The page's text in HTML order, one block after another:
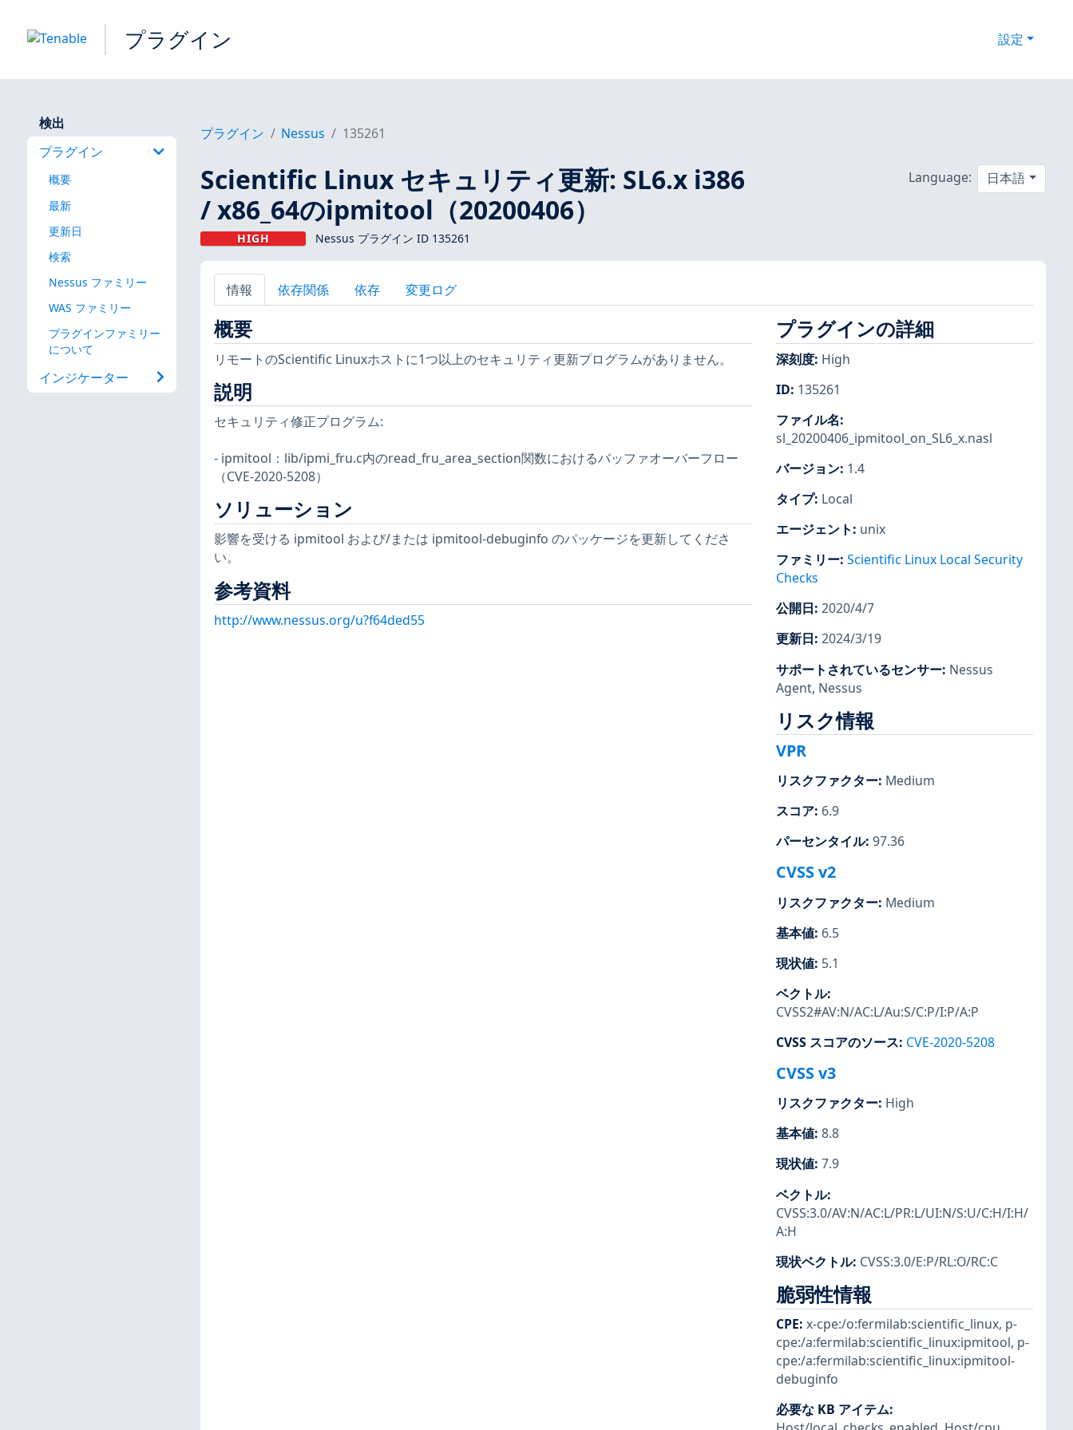
プラグイン 設定
検出
プラグイン
概要
最新
更新日
検索
Nessus ファミリー
WAS ファミリー
プラグインファミリー
について
インジケーター
プラグイン Nessus 135261
Scientific Linux セキュリティ更新: SL6.x i386
/ x86_64のipmitool（20200406）
HIGH Nessus プラグイン ID 135261
Language: 日本語
情報 依存関係 依存 変更ログ
概要
リモートのScientific Linuxホストに1つ以上のセキュリティ更新プログラムがありません。
説明
セキュリティ修正プログラム:
- ipmitool：lib/ipmi_fru.c内のread_fru_area_section関数におけるバッファオーバーフロー
（CVE-2020-5208）
ソリューション
影響を受ける ipmitool および/または ipmitool-debuginfo のパッケージを更新してくださ
い。
参考資料
http://www.nessus.org/u?f64ded55
プラグインの詳細
深刻度: High
ID: 135261
ファイル名:
sl_20200406_ipmitool_on_SL6_x.nasl
バージョン: 1.4
タイプ: Local
エージェント: unix
ファミリー: Scientific Linux Local Security
Checks
公開日: 2020/4/7
更新日: 2024/3/19
サポートされているセンサー: Nessus
Agent, Nessus
リスク情報
VPR
リスクファクター: Medium
スコア: 6.9
パーセンタイル: 97.36
CVSS v2
リスクファクター: Medium
基本値: 6.5
現状値: 5.1
ベクトル:
CVSS2#AV:N/AC:L/Au:S/C:P/I:P/A:P
CVSS スコアのソース: CVE-2020-5208
CVSS v3
リスクファクター: High
基本値: 8.8
現状値: 7.9
ベクトル:
CVSS:3.0/AV:N/AC:L/PR:L/UI:N/S:U/C:H/I:H/
A:H
現状ベクトル: CVSS:3.0/E:P/RL:O/RC:C
脆弱性情報
CPE: x-cpe:/o:fermilab:scientific_linux, p-
cpe:/a:fermilab:scientific_linux:ipmitool, p-
cpe:/a:fermilab:scientific_linux:ipmitool-
debuginfo
必要な KB アイテム: